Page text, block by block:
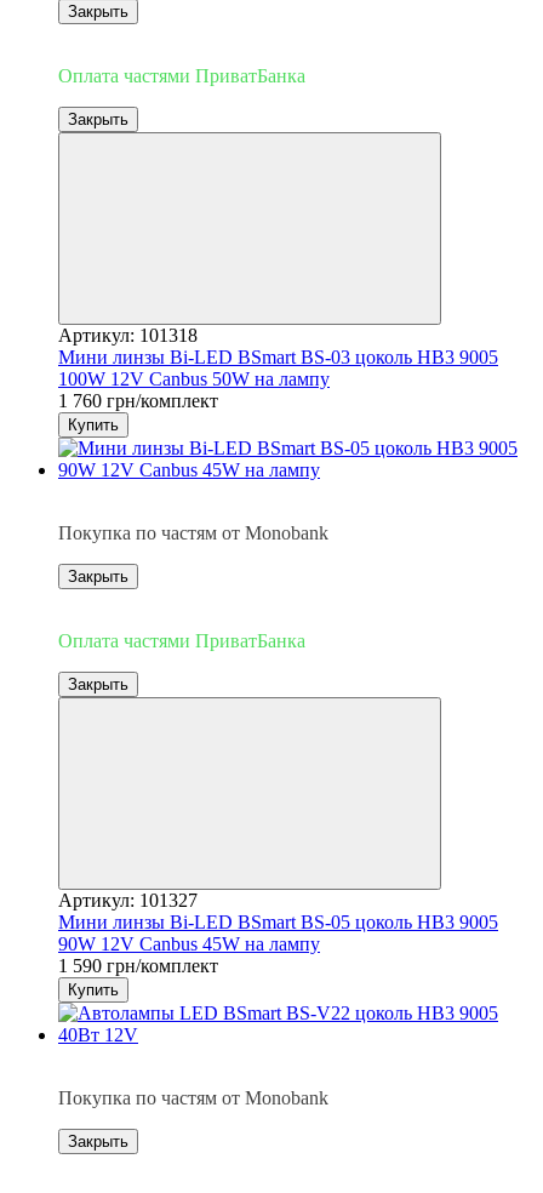
Закрыть
Оплата частями ПриватБанка
Закрыть
Артикул: 101318
Мини линзы Bi-LED BSmart BS-03 цоколь HB3 9005
100W 12V Canbus 50W на лампу
1 760 грн/комплект
Купить
Покупка по частям от Monobank
Закрыть
Оплата частями ПриватБанка
Закрыть
Артикул: 101327
Мини линзы Bi-LED BSmart BS-05 цоколь HB3 9005
90W 12V Canbus 45W на лампу
1 590 грн/комплект
Купить
Покупка по частям от Monobank
Закрыть